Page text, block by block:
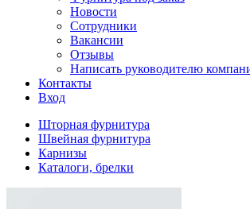
Новости
Сотрудники
Вакансии
Отзывы
Написать руководителю
Контакты
Вход
Шторная фурнитура
Швейная фурнитура
Карнизы
Каталоги, брелки